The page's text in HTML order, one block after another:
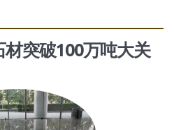
突破100万吨大关